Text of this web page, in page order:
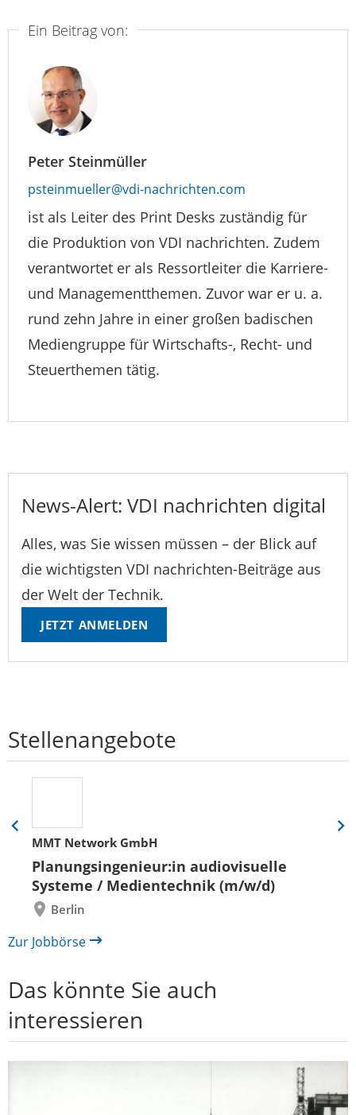
Ein Beitrag von:
Peter Steinmüller
psteinmueller@vdi-nachrichten.com
ist als Leiter des Print Desks zuständig für
die Produktion von VDI nachrichten. Zudem
verantwortet er als Ressortleiter die Karriere-
und Managementthemen. Zuvor war er u. a.
rund zehn Jahre in einer großen badischen
Mediengruppe für Wirtschafts-, Recht- und
Steuerthemen tätig.
News-Alert: VDI nachrichten digital
Alles, was Sie wissen müssen – der Blick auf
die wichtigsten VDI nachrichten-Beiträge aus
der Welt der Technik.
JETZT ANMELDEN
Stellenangebote
MMT Network GmbH
Planungsingenieur:in audiovisuelle
Systeme / Medientechnik (m/w/d)
Berlin
Eine
Folie
zurück
Eine
Zur Jobbörse
Das könnte Sie auch
interessieren